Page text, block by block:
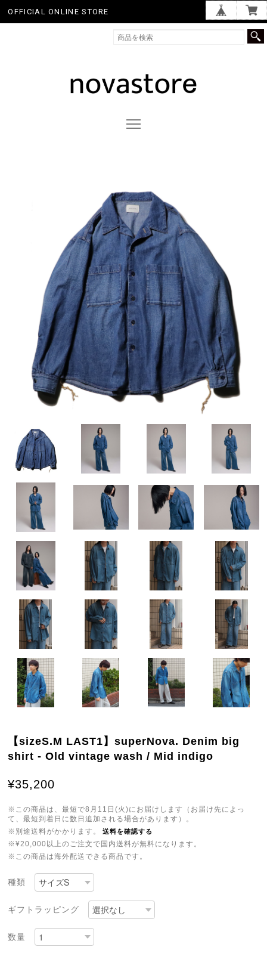
OFFICIAL ONLINE STORE
【sizeS.M LAST1】superNova. Denim big
shirt - Old vintage wash / Mid indigo
¥35,200
※この商品は、最短で8月11日(火)にお届けします（お届け先によっ
て、最短到着日に数日追加される場合があります）。
※別途送料がかかります。
送料を確認する
※¥20,000以上のご注文で国内送料が無料になります。
※この商品は海外配送できる商品です。
種類
ギフトラッピング
数量